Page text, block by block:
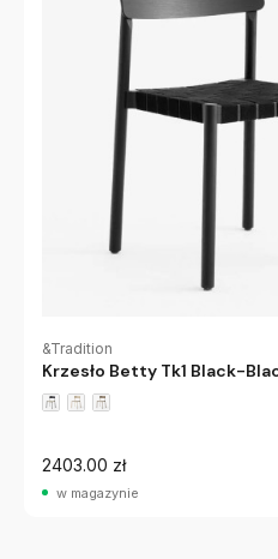
&Tradition
Krzesło Betty Tk1 Black-
2403.00 zł
w magazynie